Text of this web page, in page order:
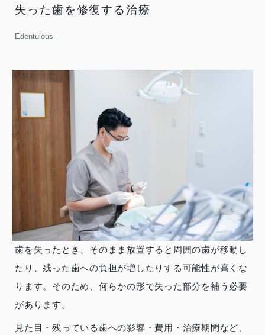
失った歯を修復する治療
Edentulous
歯を失ったとき、そのまま放置すると周囲の歯が移動し
たり、残った歯への負担が増したりする可能性が高くな
ります。そのため、何らかの形で失った部分を補う必要
があります。
見た目・残っている歯への影響・費用・治療期間など、